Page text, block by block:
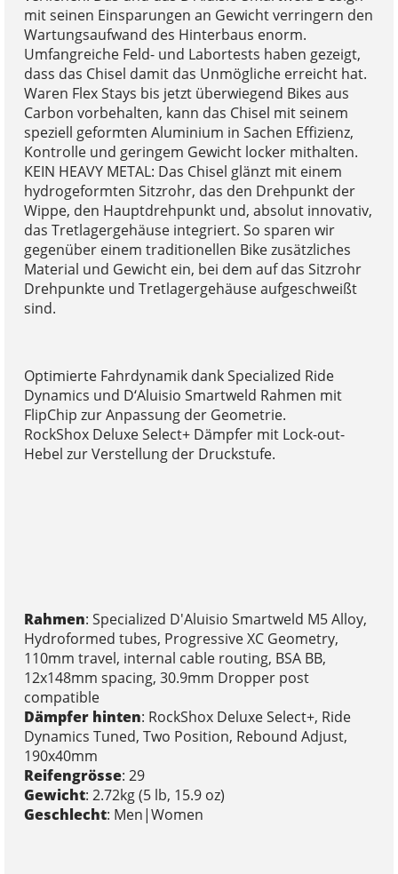
mit seinen Einsparungen an Gewicht verringern den
Wartungsaufwand des Hinterbaus enorm.
Umfangreiche Feld- und Labortests haben gezeigt,
dass das Chisel damit das Unmögliche erreicht hat.
Waren Flex Stays bis jetzt überwiegend Bikes aus
Carbon vorbehalten, kann das Chisel mit seinem
speziell geformten Aluminium in Sachen Effizienz,
Kontrolle und geringem Gewicht locker mithalten.
KEIN HEAVY METAL: Das Chisel glänzt mit einem
hydrogeformten Sitzrohr, das den Drehpunkt der
Wippe, den Hauptdrehpunkt und, absolut innovativ,
das Tretlagergehäuse integriert. So sparen wir
gegenüber einem traditionellen Bike zusätzliches
Material und Gewicht ein, bei dem auf das Sitzrohr
Drehpunkte und Tretlagergehäuse aufgeschweißt
sind.
Optimierte Fahrdynamik dank Specialized Ride
Dynamics und D‘Aluisio Smartweld Rahmen mit
FlipChip zur Anpassung der Geometrie.
RockShox Deluxe Select+ Dämpfer mit Lock-out-
Hebel zur Verstellung der Druckstufe.
Rahmen: Specialized D'Aluisio Smartweld M5 Alloy,
Hydroformed tubes, Progressive XC Geometry,
110mm travel, internal cable routing, BSA BB,
12x148mm spacing, 30.9mm Dropper post
compatible
Dämpfer hinten: RockShox Deluxe Select+, Ride
Dynamics Tuned, Two Position, Rebound Adjust,
190x40mm
Reifengrösse: 29
Gewicht: 2.72kg (5 lb, 15.9 oz)
Geschlecht: Men|Women